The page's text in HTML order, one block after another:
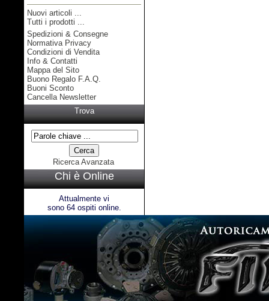
Nuovi articoli ...
Tutti i prodotti ...
Informazioni
Spedizioni & Consegne
Normativa Privacy
Condizioni di Vendita
Info & Contatti
Mappa del Sito
Buono Regalo F.A.Q.
Buoni Sconto
Cancella Newsletter
Trova
Ricerca Avanzata
Chi è Online
Attualmente vi
sono 64 ospiti online.